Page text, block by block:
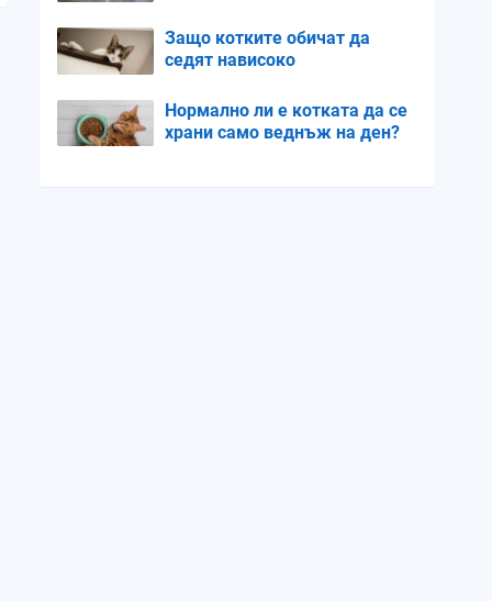
Защо котките обичат да
седят нависоко
Нормално ли е котката да се
храни само веднъж на ден?